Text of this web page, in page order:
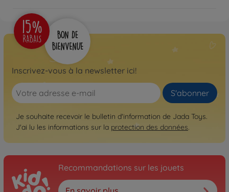
Inscrivez-vous à la newsletter ici!
S'abonner
Je souhaite recevoir le bulletin d'information de Jada Toys.
J'ai lu les informations sur la protection des données.
Recommandations sur les jouets